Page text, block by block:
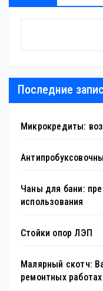
Последние
Микрокредиты:
Чаны для бани:
использования
Стойки опор ЛЭП
Малярный скотч:
ремонтных работах